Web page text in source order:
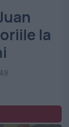
la